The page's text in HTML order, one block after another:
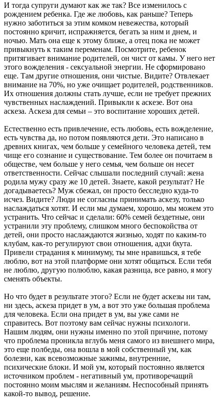
И тогда супруги думают как же так? Все изменилось с
рождением ребенка. Где же любовь, как раньше? Теперь
нужно заботиться за этим комком невежества, который
постоянно кричит, испражняется, бегать за ним и днем, и
ночью. Мать она еще к этому ближе, а отец пока не может
привыкнуть к таким переменам. Посмотрите, ребенок
притягивает внимание родителей, он чист от камы. У него нет
этого вожделения - сексуальной энергии. Не сформировано
еще. Там другие отношения, они чистые. Видите? Отвлекает
внимание на 70%, но уже очищает родителей, родственников.
Их отношения должны стать лучше, если не требует прежних
чувственных наслаждений. Привыкли к аскезе. Вот она
аскеза. Аскеза для семьи – это воспитание хороших детей.
Естественно есть привлечение, есть любовь, есть вожделение,
есть чувства да, но потом появляются дети. Это написано в
древних книгах, чем больше у семейного человека детей, тем
чище его сознание и существование. Тем более он почитаем в
обществе, чем больше у него семья, чем больше он несет
ответственности. Сейчас слышали последний случай: жена
родила мужу сразу же 10 детей. Знаете, какой результат? Не
догадываетесь? Муж сбежал, он просто бесследно куда-то
исчез. Видите? Люди не согласны принимать аскезу, только
наслаждаться хотят. И если мы думаем, хорошо, мы можем это
устранить. Что сейчас и сделали: 60% семей бездетные, они
устранили эту проблему, слишком много беспокойства от
детей, они просто наслаждаются жизнью, ходят по каким-то
клубам, как-то регулируют свои отношения, адхи бхута.
Привели страдания к минимуму, ты мне нравишься, я тебе
люблю, вот на этой платформе они хотят общаться. Если тебя
не люблю, другую полюблю, какая разница, все равно, я могу
сменять объекты.
Но что будет в результате этого? Если не будет аскезы ни там,
ни здесь, аскеза придет в ум, а вот это уже большая проблема
для человека. Если она придет в ум, вы уже сами не
справитесь. Вот поэтому вам сейчас нужны психологи.
Нашим людям, они нужны именно по этой причине, потому
что проблема проникла вглубь меня самого из внешнего мира,
это еще полбеды, она вошла в мой собственный ум, как
болезни, как всевозможные зажимы, внутренние,
психические блоки. И мой ум, который постоянно является
источником проблем - негативный ум, противоречащий
постоянно моим мыслям и желаниям. Неспособный принять
какой-то вывод, решение.